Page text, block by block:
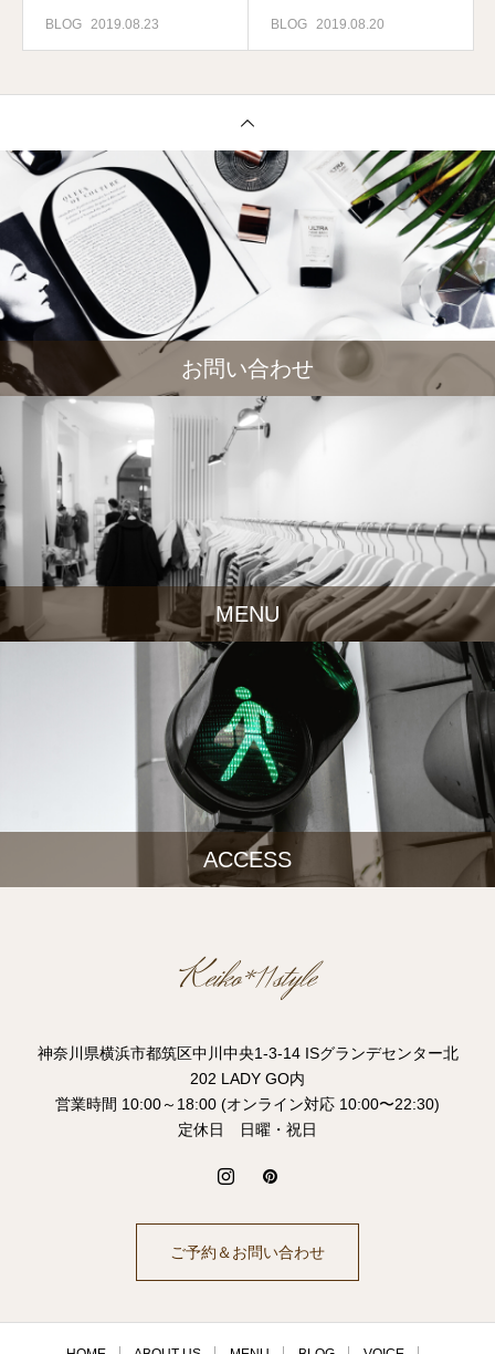
BLOG 2019.08.23 BLOG 2019.08.20
お問い合わせ
MENU
ACCESS
神奈川県横浜市都筑区中川中央1-3-14 ISグランデセンター北
202 LADY GO内
営業時間 10:00～18:00 (オンライン対応 10:00〜22:30)
定休日 日曜・祝日
ご予約＆お問い合わせ